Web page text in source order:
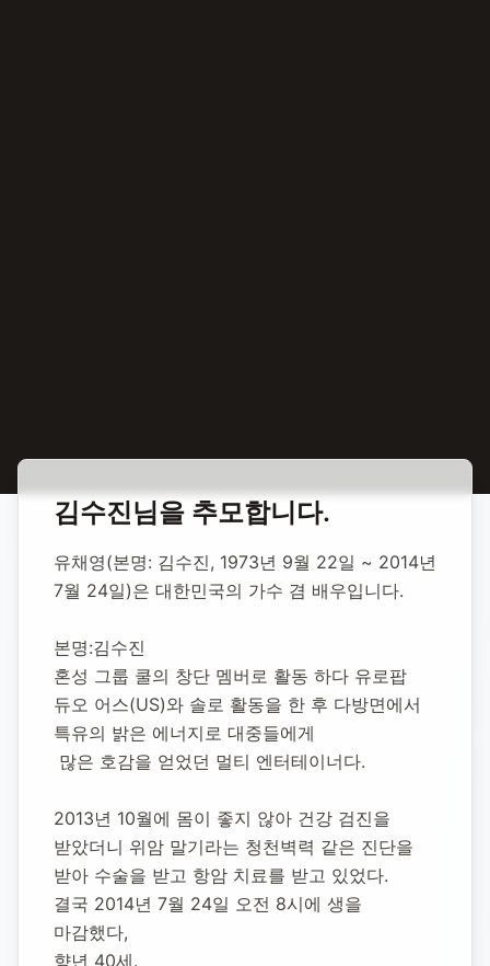
합동 추모 김수진(유채영) 가수
김수진(유채영)
가수
1992년 9월 29일 -2014년 7월 24일 (향년 21세)
2020년 11월 12일
김수진님을 추모합니다.
유채영(본명: 김수진, 1973년 9월 22일 ~ 2014년
7월 24일)은 대한민국의 가수 겸 배우입니다.
본명:김수진
혼성 그룹 쿨의 창단 멤버로 활동 하다 유로팝
듀오 어스(US)와 솔로 활동을 한 후 다방면에서
특유의 밝은 에너지로 대중들에게
많은 호감을 얻었던 멀티 엔터테이너다.
2013년 10월에 몸이 좋지 않아 건강 검진을
받았더니 위암 말기라는 청천벽력 같은 진단을
받아 수술을 받고 항암 치료를 받고 있었다.
결국 2014년 7월 24일 오전 8시에 생을
마감했다,
향년 40세.